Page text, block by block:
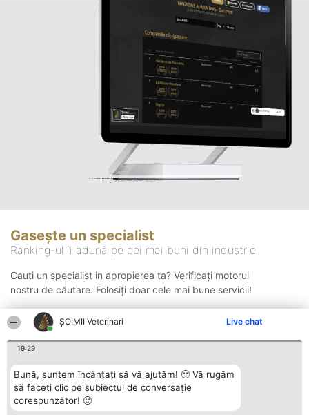
ȘOIMII Veterinari Live chat
19:29
Bună, suntem încântați să vă ajutăm! 🙂 Vă rugăm
să faceți clic pe subiectul de conversație
corespunzător! 🙂
Gasește un specialist
Ranking-ul îi adună pe cei mai buni din industrie
Cauți un specialist in apropierea ta? Verificați motorul
nostru de căutare. Folosiți doar cele mai bune servicii!